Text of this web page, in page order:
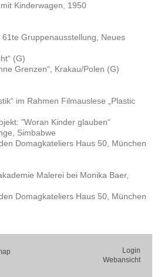
Kinderwagen, 1950
Gruppenausstellung, Neues
(G)
Grenzen“, Krakau/Polen (G)
im Rahmen Filmauslese „Plastic
"Woran Kinder glauben“
Simbabwe
Domagkateliers Haus 50, München
Malerei bei Monika Baer,
Domagkateliers Haus 50, München
Login
Webansicht